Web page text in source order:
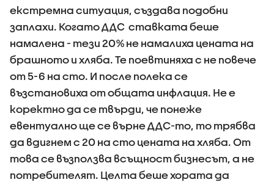
екстремна ситуация, създава подобни
заплахи. Когато ДДС ставката беше
намалена - тези 20% не намалиха цената на
брашното и хляба. Те поевтиняха с не повече
от 5-6 на сто. И после полека се
възстановиха от общата инфлация. Не е
коректно да се твърди, че понеже
евентуално ще се върне ДДС-то, то трябва
да вдигнем с 20 на сто цената на хляба. От
това се възползва всъщност бизнесът, а не
потребителят. Целта беше хората да